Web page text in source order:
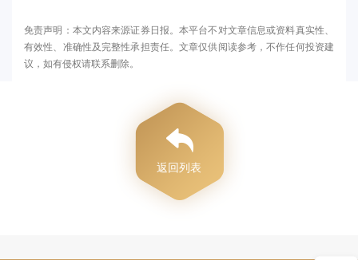
免责声明：本文内容来源证券日报。本平台不对文章信息或资料真实性、
有效性、准确性及完整性承担责任。文章仅供阅读参考，不作任何投资建
议，如有侵权请联系删除。
返回列表